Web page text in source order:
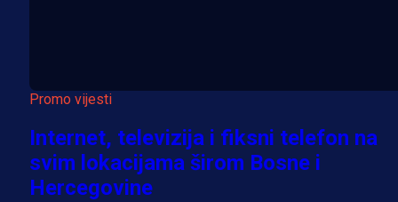
Promo vijesti
Internet, televizija i fiksni telefon na
svim lokacijama širom Bosne i
Hercegovine